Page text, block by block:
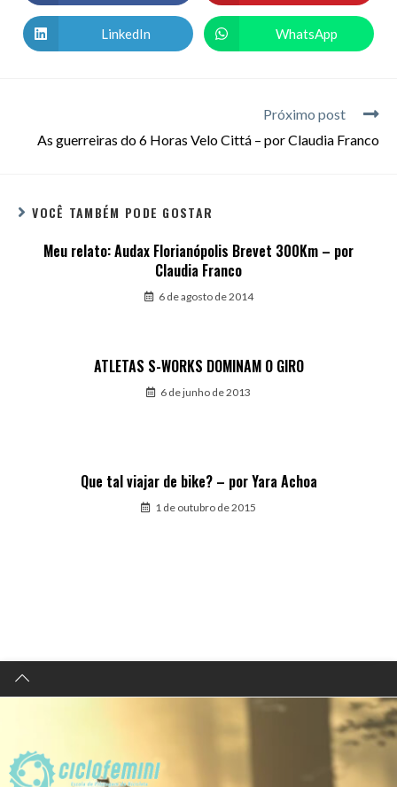
LinkedIn WhatsApp
Próximo post
As guerreiras do 6 Horas Velo Cittá – por Claudia Franco
VOCÊ TAMBÉM PODE GOSTAR
Meu relato: Audax Florianópolis Brevet 300Km – por
Claudia Franco
6 de agosto de 2014
ATLETAS S-WORKS DOMINAM O GIRO
6 de junho de 2013
Que tal viajar de bike? – por Yara Achoa
1 de outubro de 2015